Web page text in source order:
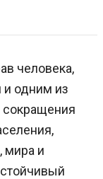
человека,
одним из
мира и